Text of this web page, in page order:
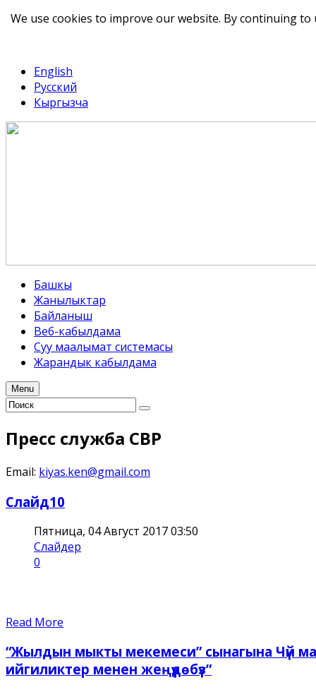
English
Русский
Кыргызча
Башкы
Жанылыктар
Байланыш
Веб-кабылдама
Суу маалымат системасы
Жарандык кабылдама
Menu
Пресс служба СВР
Email: kiyas.ken@gmail.com
Слайд10
Пятница, 04 Август 2017 03:50
Слайдер
0
Read More
“Жылдын мыкты мекемеси” сынагына Чүй
ийгиликтер менен жеңүүдөбүз”
We use cookies to improve our website. By continuing